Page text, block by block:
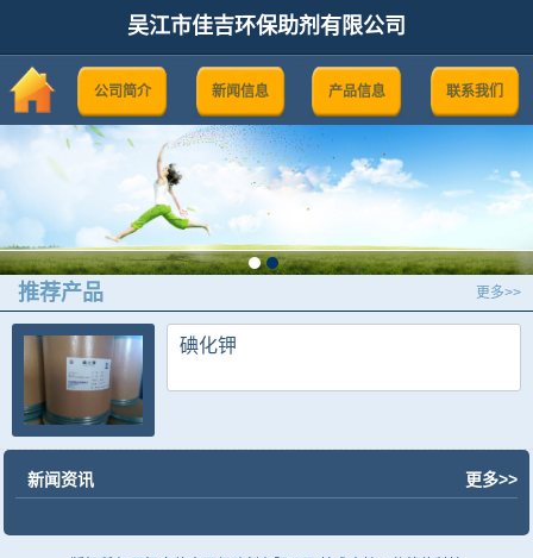
吴江市佳吉环保助剂有限公司
公司简介 新闻信息 产品信息 联系我们
推荐产品 更多>>
碘化钾
新闻资讯 更多>>